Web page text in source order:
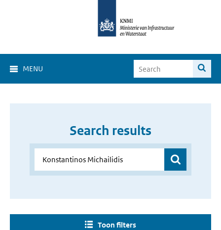
MENU
Search results
Toon filters